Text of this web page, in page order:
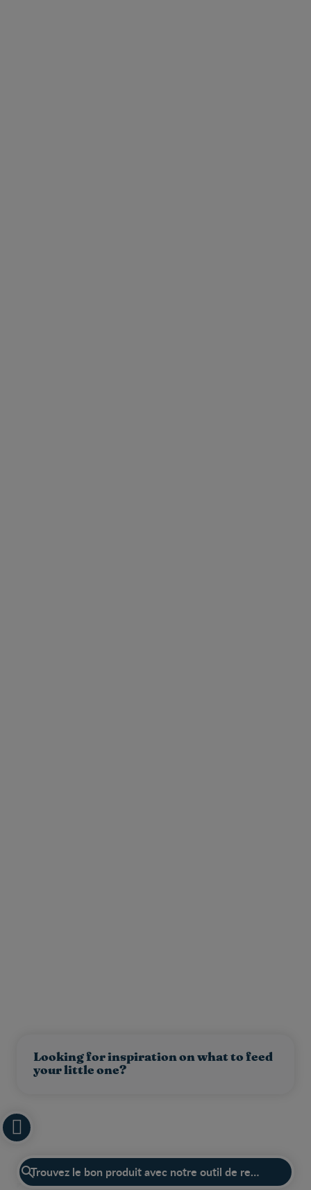
Vous avez une question?
Looking for inspiration on what to feed
your little one?